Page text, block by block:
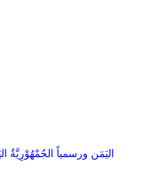
اليَمَن ورسمياً الجُمْهُوْرِيَّةُ